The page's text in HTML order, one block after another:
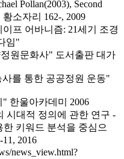
Pollan(2003), Second
황소자리 162-, 2009
프 어바니즘: 21세기 조경
임"
원문화사" 도서출판 대가
사를 통한 공공정원 운동"
한울아카데미 2006
시대적 정의에 관한 연구 -
키워드 분석을 중심으
2016
news_view.html?